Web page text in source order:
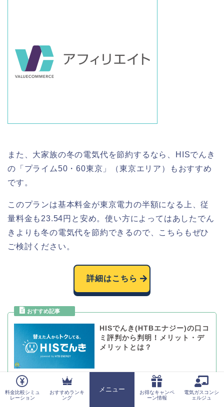
また、大家族の冬の電気代を節約するなら、HISでんき
の「プライム50・60東京」（東京エリア）もおすすめ
です。
このプランは基本料金が東京電力の半額になる上、従
量料金も23.54円と安め。使い方によってはあしたでん
きよりも冬の電気代を節約できるので、こちらもぜひ
ご検討ください。
詳細はこちら
HISでんき(HTBエナジー)の口コ
ミ評判から判明！メリット・デ
メリットとは？
ペットを飼っている家庭におすすめ
料金比較シミュ
レーション
おすすめランキ
ング
メニュー
お得なキャンペ
ーン情報
電気ガスコンシ
ェルジュ